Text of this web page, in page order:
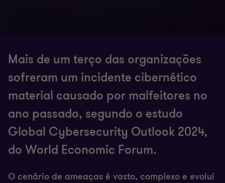
Mais de um terço das organizações
sofreram um incidente cibernético
material causado por malfeitores no
ano passado, segundo o estudo
Global Cybersecurity Outlook 2024,
do World Economic Forum.
O cenário de ameaças é vasto, complexo e evolui